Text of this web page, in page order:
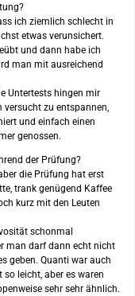
ich ziemlich schlecht in
etwas verunsichert.
und dann habe ich
man mit ausreichend
Untertests hingen mir
zu entspannen,
und einfach einen
genossen.
der Prüfung?
die Prüfung hat erst
trank genügend Kaffee
kurz mit den Leuten
schonmal
man darf dann echt nicht
geben. Quanti war auch
leicht, aber es waren
sehr sehr ähnlich.